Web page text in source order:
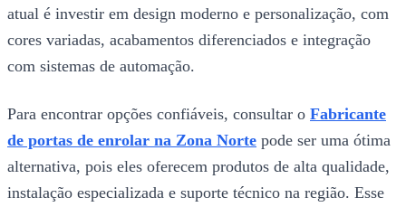
atual é investir em design moderno e personalização, com
cores variadas, acabamentos diferenciados e integração
com sistemas de automação.
Para encontrar opções confiáveis, consultar o Fabricante
de portas de enrolar na Zona Norte pode ser uma ótima
alternativa, pois eles oferecem produtos de alta qualidade,
instalação especializada e suporte técnico na região. Esse